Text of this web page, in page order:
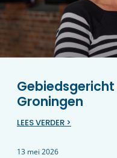
Groningen
LEES VERDER >
13 mei 2026